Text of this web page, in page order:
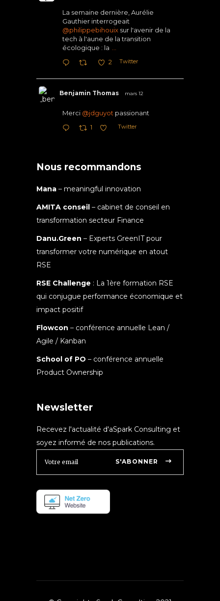
La semaine dernière, Aurélie
Gauthier interrogeait
@philippebihouix sur l'avenir de la
tech à l'aune de la transition
écologique : la
2 Twitter
Benjamin Thomas mars 12
Merci @jdguyot passionant
1 Twitter
Nous recommandons
Mana – meaningful innovation
AMITA conseil – cabinet de conseil en
transformation secteur Finance
Danu.Green – Experts GreenIT pour
transformer votre numérique en atout
RSE
RSE Challenge : La 1ère formation RSE
qui conjugue performance économique et
impact positif
Flowcon – conférence annuelle Lean /
Agile / Kanban
School of PO – conférence annuelle
Product Ownership
Newsletter
Recevez l'actualité d'aSpark Consulting et
soyez informé de nos publications.
S'ABONNER